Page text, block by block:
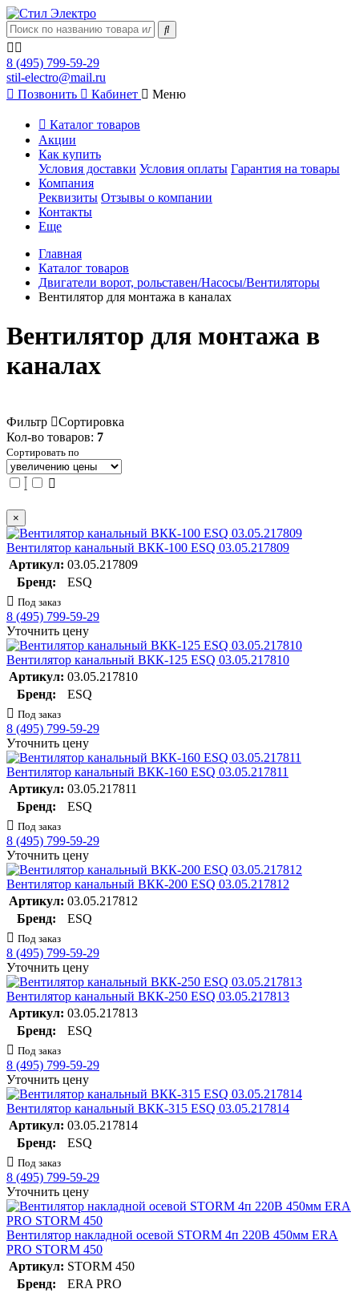
8 (495) 799-59-29
stil-electro@mail.ru
Позвонить
Кабинет Меню
Каталог товаров
Акции
Как купить
Условия доставки Условия оплаты Гарантия на товары
Компания
Реквизиты Отзывы о компании
Контакты
Еще
Главная
Каталог товаров
Двигатели ворот, рольставен/Насосы/Вентиляторы
Вентилятор для монтажа в каналах
Вентилятор для монтажа в
каналах
Фильтр
Сортировка
Кол-во товаров: 7
Сортировать по
×
Вентилятор канальный ВКК-100 ESQ 03.05.217809
Артикул: 03.05.217809
Бренд:
ESQ
Под заказ
8 (495) 799-59-29
Уточнить цену
Вентилятор канальный ВКК-125 ESQ 03.05.217810
Артикул: 03.05.217810
Бренд:
ESQ
Под заказ
8 (495) 799-59-29
Уточнить цену
Вентилятор канальный ВКК-160 ESQ 03.05.217811
Артикул: 03.05.217811
Бренд:
ESQ
Под заказ
8 (495) 799-59-29
Уточнить цену
Вентилятор канальный ВКК-200 ESQ 03.05.217812
Артикул: 03.05.217812
Бренд:
ESQ
Под заказ
8 (495) 799-59-29
Уточнить цену
Вентилятор канальный ВКК-250 ESQ 03.05.217813
Артикул: 03.05.217813
Бренд:
ESQ
Под заказ
8 (495) 799-59-29
Уточнить цену
Вентилятор канальный ВКК-315 ESQ 03.05.217814
Артикул: 03.05.217814
Бренд:
ESQ
Под заказ
8 (495) 799-59-29
Уточнить цену
Вентилятор накладной осевой STORM 4п 220В 450мм ERA
PRO STORM 450
Артикул: STORM 450
Бренд:
ERA PRO